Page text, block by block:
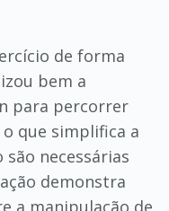
de forma
bem a
para percorrer
que simplifica a
são necessárias
demonstra
a manipulação de